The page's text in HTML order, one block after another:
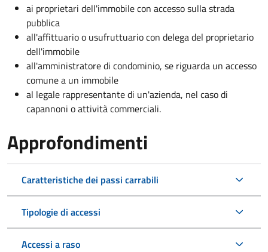
ai proprietari dell'immobile con accesso sulla strada
pubblica
all'affittuario o usufruttuario con delega del proprietario
dell'immobile
all'amministratore di condominio, se riguarda un accesso
comune a un immobile
al legale rappresentante di un'azienda, nel caso di
capannoni o attività commerciali.
Approfondimenti
Caratteristiche dei passi carrabili
Tipologie di accessi
Accessi a raso